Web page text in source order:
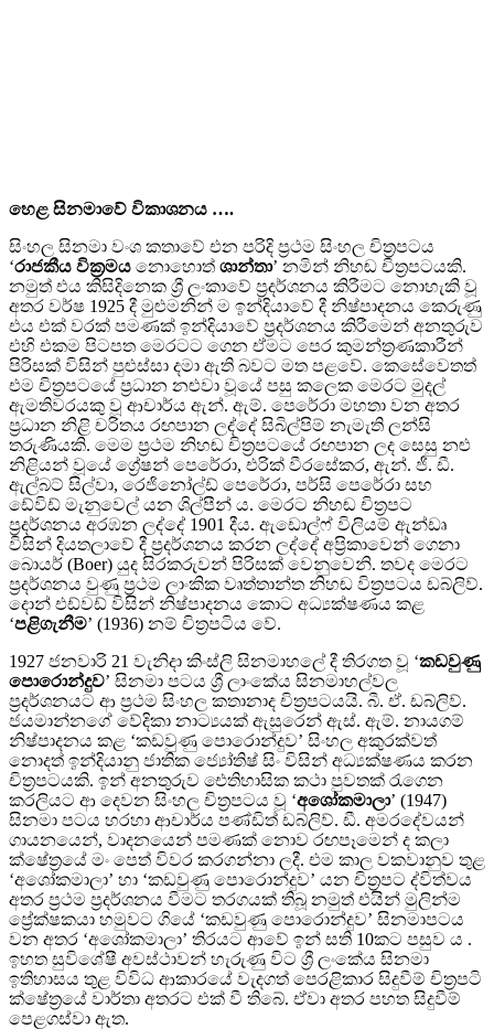
හෙළ සිනමාවේ විකාශනය ….
සිංහල සිනමා වංශ කතාවේ එන පරිදි ප‍්‍රථම සිංහල චිත‍්‍රපටය
‘රාජකීය වික‍්‍රමය නොහොත් ශාන්තා’ නමින් නිහඬ චිත‍්‍රපටයකි.
නමුත් එය කිසිදිනෙක ශ්‍රී ලංකාවේ ප‍්‍රදර්ශනය කිරීමට නොහැකි වූ
අතර වර්ෂ 1925 දී මුළුමනින් ම ඉන්දියාවේ දී නිෂ්පාදනය කෙරුණු
එය එක් වරක් පමණක් ඉන්දියාවේ ප‍්‍රදර්ශනය කිරීමෙන් අනතුරුව
එහි එකම පිටපත මෙරටට ගෙන ඒමට පෙර කුමන්ත‍්‍රණකාරීන්
පිරිසක් විසින් පුළුස්සා දමා ඇති බවට මත පළවේ. කෙසේවෙතත්
එම චිත‍්‍රපටයේ ප‍්‍රධාන නළුවා වූයේ පසු කලෙක මෙරට මුදල්
ඇමතිවරයකු වූ ආචාර්ය ඇන්. ඇම්. පෙරේරා මහතා වන අතර
ප්‍රධාන නිළි චරිතය රඟපාන ලද්දේ සිබිල්පිම් නැමැති ලන්සි
තරුණියකි. මෙම ප්‍රථම නිහඬ චිත්‍රපටයේ රඟපාන ලද සෙසු නළු
නිළියන් වූයේ ග්‍රේෂන් පෙරේරා, එරික් වීරසේකර, ඇන්. ජී. ඩී.
ඇල්බට් සිල්වා, රෙජිනෝල්ඩ් පෙරේරා, පර්සි පෙරේරා සහ
ඩේවිඩ් මැනුවෙල් යන ශිල්පීන්‍ ය. මෙරට නිහඬ චිත‍්‍රපට
ප‍්‍රදර්ශනය අරඹන ලද්දේ 1901 දීය. ඇඩොල්ෆ් විලියම් ඇන්ඩෘ
විසින් දියතලාවේ දී ප‍්‍රදර්ශනය කරන ලද්දේ අප්‍රිකාවෙන් ගෙනා
බොයර් (Boer) යුද සිරකරුවන් පිරිසක් වෙනුවෙනි. තවද මෙරට
ප‍්‍රදර්ශනය වුණු ප‍්‍රථම ලාංකික වෘත්තාන්ත නිහඬ විත‍්‍රපටය ඩබ්ලිව්.
දොන් එඩ්වඩ් විසින් නිෂ්පාදනය කොට අධ්‍යක්ෂණය කළ
‘පළිගැනීම’ (1936) නම් චිත්‍රපටිය වේ.
1927 ජනවාරි 21 වැනිදා කිංස්ලි සිනමාහලේ දී තිරගත වූ ‘කඩවුණු
පොරොන්දුව’ සිනමා පටය ශ්‍රී ලාංකේය සිනමාහල්වල
ප‍්‍රදර්ශනයට ආ ප‍්‍රථම සිංහල කතානාද චිත‍්‍රපටයයි. බී. ඒ. ඩබ්ලිව්.
ජයමාන්නගේ වේදිකා නාට්‍යයක් ඇසුරෙන් ඇස්. ඇම්. නායගම්
නිෂ්පාදනය කළ ‘කඩවුණු පොරොන්දුව’ සිංහල අකුරක්වත්
නොදත් ඉන්දියානු ජාතික ජ්‍යෝතිෂ් සිං විසින් අධ්‍යක්ෂණය කරන
චිත්‍රපටයකි. ඉන් අනතුරුව ඓතිහාසික කථා පුවතක් රැගෙන
කරලියට ආ දෙවන සිංහල චිත‍්‍රපටය වූ ‘අශෝකමාලා’ (1947)
සිනමා පටය හරහා ආචාර්ය පණ්ඩිත් ඩබ්ලිව්. ඩී. අමරදේවයන්
ගායනයෙන්, වාදනයෙන් පමණක් නොව රඟපෑමෙන් ද කලා
ක්ෂේත්‍රයේ මං පෙත් විවර කරගන්නා ලදී. එම කාල වකවානුව තුළ
‘අශෝකමාලා’ හා ‘කඩවුණු පොරොන්දුව’ යන චිත‍්‍රපට ද්විත්වය
අතර ප‍්‍රථම ප‍්‍රදර්ශනය වීමට තරගයක් තිබූ නමුත් එයින් මුලින්ම
ප්‍රේක්ෂකයා හමුවට ගියේ ‘කඩවුණු පොරොන්දුව’ සිනමාපටය
වන අතර ‘අශෝකමාලා’ තිරයට ආවේ ඉන් සති 10කට පසුව ය .
ඉහත සුවිශේෂී අවස්ථාවන් හැරුණු විට ශ්‍රී ලංකේය සිනමා
ඉතිහාසය තුළ විවිධ ආකාරයේ වැදගත් පෙරළිකාර සිදුවීම් චිත්‍රපටි
ක්ෂේත්‍රයේ වාර්තා අතරට එක් වී තිබේ. ඒවා අතර පහත සිදුවීම්
පෙළගස්වා ඇත.